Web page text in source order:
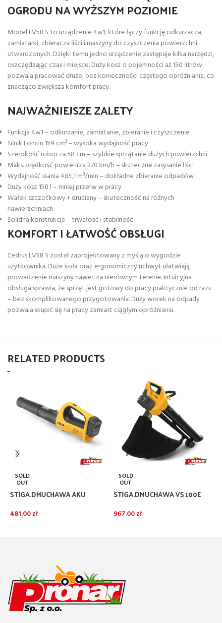
OGRODU NA WYŻSZYM POZIOMIE
Model LV58 S to urządzenie 4w1, które łączy funkcję odkurzacza,
zamiatarki, zbieracza liści i maszyny do czyszczenia powierzchni
utwardzonych. Dzięki temu jedno urządzenie zastępuje kilka narzędzi,
oszczędzając czas i miejsce. Duży kosz o pojemności aż 150 litrów
pozwala pracować dłużej bez konieczności częstego opróżniania, co
znacząco zwiększa komfort pracy.
NAJWAŻNIEJSZE ZALETY
Funkcja 4w1 – odkurzanie, zamiatanie, zbieranie i czyszczenie
Silnik Loncin 159 cm³ – wysoka wydajność pracy
Szerokość robocza 58 cm – szybkie sprzątanie dużych powierzchni
Maks. prędkość powietrza 270 km/h – skuteczne zasysanie liści
Wydajność ssania 485,1 m³/min – dokładne zbieranie odpadów
Duży kosz 150 l – mniej przerw w pracy
Wałek szczotkowy + druciany – skuteczność na różnych
nawierzchniach
Solidna konstrukcja – trwałość i stabilność
KOMFORT I ŁATWOŚĆ OBSŁUGI
Cedrus LV58 S został zaprojektowany z myślą o wygodzie
użytkownika. Duże koła oraz ergonomiczny uchwyt ułatwiają
prowadzenie maszyny nawet na nierównym terenie. Intuicyjna
obsługa sprawia, że sprzęt jest gotowy do pracy praktycznie od razu
– bez skomplikowanego przygotowania. Duży worek na odpady
pozwala skupić się na pracy zamiast ciągłym opróżnianiu.
RELATED PRODUCTS
SOLD
OUT
STIGA.DMUCHAWA AKU
481.00zł
SOLD
OUT
STIGA.DMUCHAWA VS 100E
967.00zł